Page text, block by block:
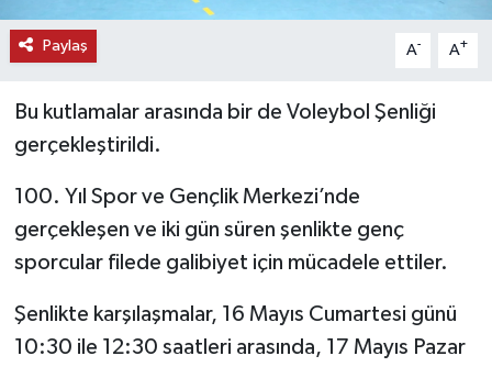
Paylaş A- A+
Bu kutlamalar arasında bir de Voleybol Şenliği
gerçekleştirildi.
100. Yıl Spor ve Gençlik Merkezi’nde
gerçekleşen ve iki gün süren şenlikte genç
sporcular filede galibiyet için mücadele ettiler.
Şenlikte karşılaşmalar, 16 Mayıs Cumartesi günü
10:30 ile 12:30 saatleri arasında, 17 Mayıs Pazar
TEKNOLOJİ
TİCARET